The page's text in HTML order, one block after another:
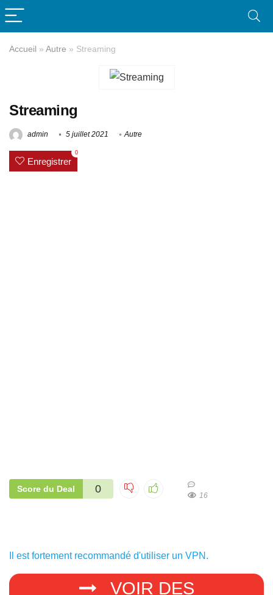
Accueil » Autre » Streaming
Streaming
admin 5 juillet 2021 Autre
Enregistrer
0
Score du Deal 0
16
Il est fortement recommandé d'utiliser un VPN.
VOIR DES